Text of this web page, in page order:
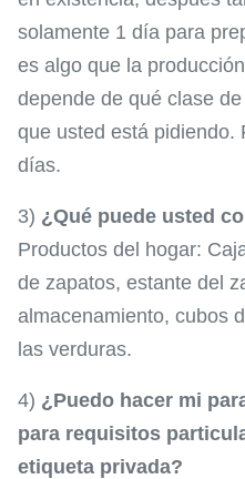
solamente 1 día para
es algo que la
depende de qué clase
que usted está pidiendo.
días.
3) ¿Qué puede usted
Productos del hogar:
de zapatos, estante del
almacenamiento, cubos
las verduras.
4) ¿Puedo hacer mi
para requisitos
etiqueta privada?